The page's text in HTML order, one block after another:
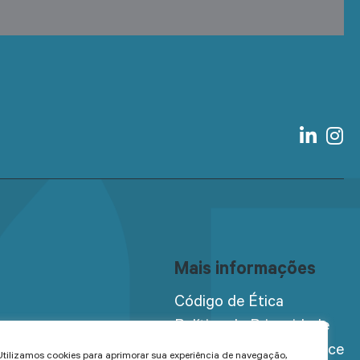
cookies para aprimorar sua experiência de navegação,
Mais informações
Código de Ética
Política de Privacidade
Programa de Compliance